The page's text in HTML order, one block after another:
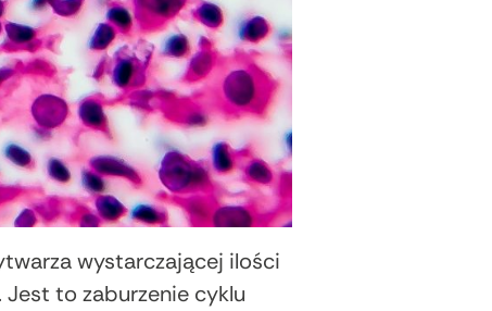
wystarczającej ilości
to zaburzenie cyklu